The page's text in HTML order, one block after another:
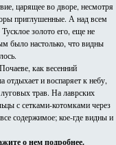
царящее во дворе, несмотря
приглушенные. А над всем
золото его, еще не
было настолько, что видны
как весенний
отдыхает и воспаряет к небу,
трав. На лаврских
с сетками-котомками через
содержимое; кое-где видны и
о нем подробнее.